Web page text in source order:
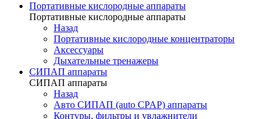
Портативные кислородные аппараты
Портативные кислородные аппараты
Назад
Портативные кислородные концентраторы
Аксессуары
Дыхательные тренажеры
СИПАП аппараты
СИПАП аппараты
Назад
Aвто СИПАП (auto CPAP) аппараты
Контуры, фильтры и увлажнители